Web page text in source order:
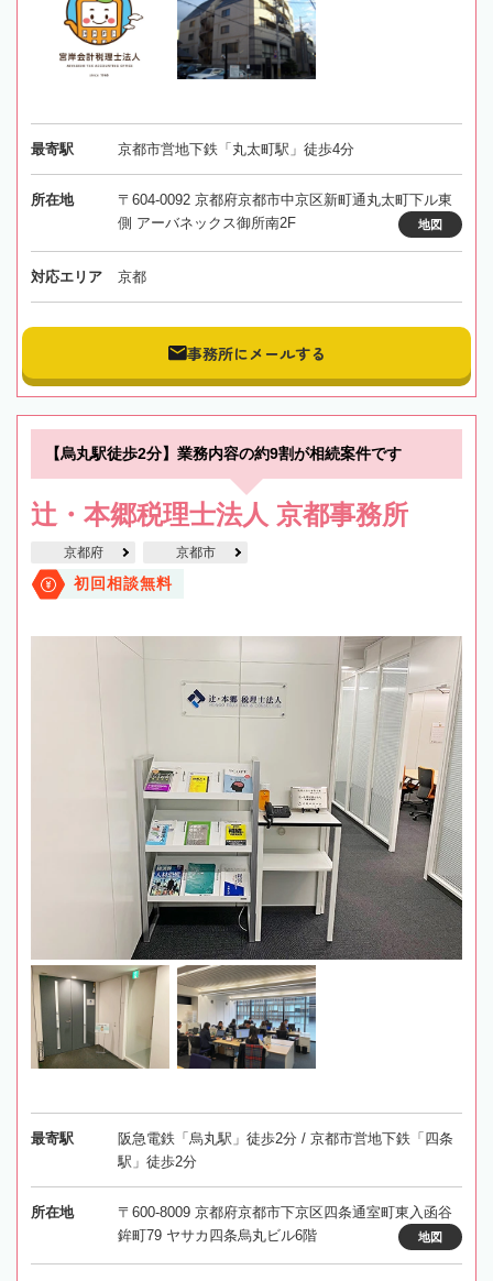
最寄駅 京都市営地下鉄「丸太町駅」徒歩4分
所在地
〒604-0092 京都府京都市中京区新町通丸太町下ル東
側 アーバネックス御所南2F
地図
対応エリア 京都
事務所にメールする
【烏丸駅徒歩2分】業務内容の約9割が相続案件です
辻・本郷税理士法人 京都事務所
京都府 京都市
初回相談無料
最寄駅
阪急電鉄「烏丸駅」徒歩2分 / 京都市営地下鉄「四条
駅」徒歩2分
所在地
〒600-8009 京都府京都市下京区四条通室町東入函谷
鉾町79 ヤサカ四条烏丸ビル6階
地図